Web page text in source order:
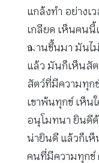
แกล้งทำ อย่างเ
เกลียด เห็นคนนี้
ฌานขึ้นมา มันไ
แล้ว มันก็เห็นสั
สัตว์ที่มีความทุก
เขาพ้นทุกข์ เห็น
อนุโมทนา ยินดีด้
น่ายินดี แล้วก็เ
คนที่มีความทุกข์